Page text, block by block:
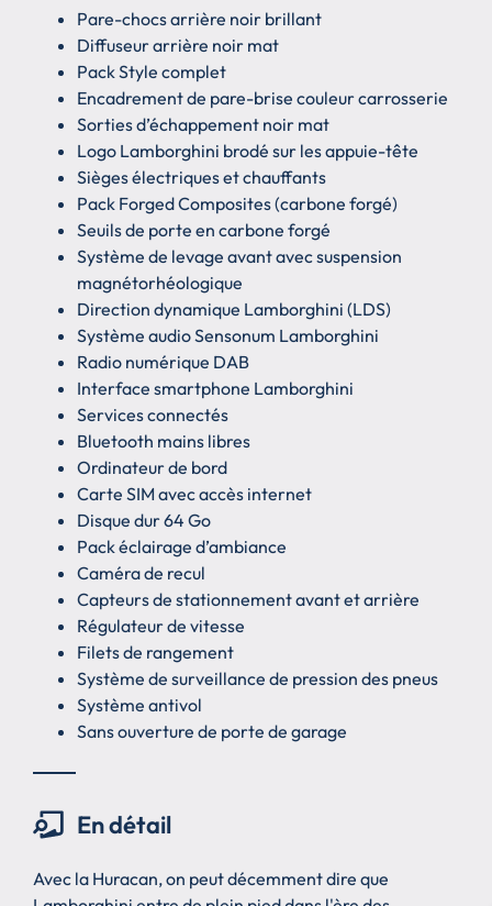
Pare-chocs arrière noir brillant
Diffuseur arrière noir mat
Pack Style complet
Encadrement de pare-brise couleur carrosserie
Sorties d’échappement noir mat
Logo Lamborghini brodé sur les appuie-tête
Sièges électriques et chauffants
Pack Forged Composites (carbone forgé)
Seuils de porte en carbone forgé
Système de levage avant avec suspension
magnétorhéologique
Direction dynamique Lamborghini (LDS)
Système audio Sensonum Lamborghini
Radio numérique DAB
Interface smartphone Lamborghini
Services connectés
Bluetooth mains libres
Ordinateur de bord
Carte SIM avec accès internet
Disque dur 64 Go
Pack éclairage d’ambiance
Caméra de recul
Capteurs de stationnement avant et arrière
Régulateur de vitesse
Filets de rangement
Système de surveillance de pression des pneus
Système antivol
Sans ouverture de porte de garage
En détail
Avec la Huracan, on peut décemment dire que